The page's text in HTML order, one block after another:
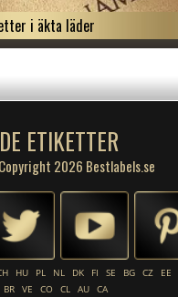
i äkta läder
ETIKETTER
2026 Bestlabels.se
HU PL NL DK FI SE BG CZ
EE
BR VE CO CL AU CA